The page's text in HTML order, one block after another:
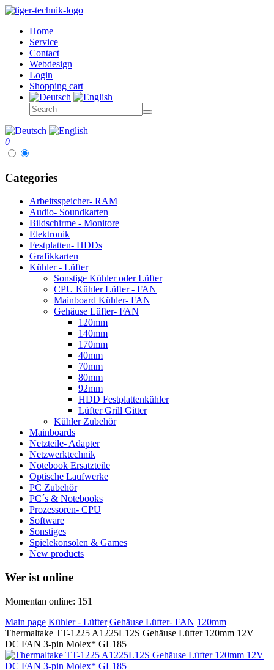
Home
Service
Contact
Webdesign
Login
Shopping cart
0
Categories
Arbeitsspeicher- RAM
Audio- Soundkarten
Bildschirme - Monitore
Elektronik
Festplatten- HDDs
Grafikkarten
Kühler - Lüfter
Sonstige Kühler oder Lüfter
CPU Kühler Lüfter - FAN
Mainboard Kühler- FAN
Gehäuse Lüfter- FAN
120mm
140mm
170mm
40mm
70mm
80mm
92mm
HDD Festplattenkühler
Lüfter Grill Gitter
Kühler Zubehör
Mainboards
Netzteile- Adapter
Netzwerktechnik
Notebook Ersatzteile
Optische Laufwerke
PC Zubehör
PC´s & Notebooks
Prozessoren- CPU
Software
Sonstiges
Spielekonsolen & Games
New products
Wer ist online
Momentan online: 151
Main page Kühler - Lüfter Gehäuse Lüfter- FAN 120mm
Thermaltake TT-1225 A1225L12S Gehäuse Lüfter 120mm 12V
DC FAN 3-pin Molex* GL185